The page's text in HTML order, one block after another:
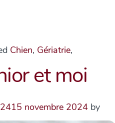
Chien, Gériatrie,
et moi
15 novembre 2024 by